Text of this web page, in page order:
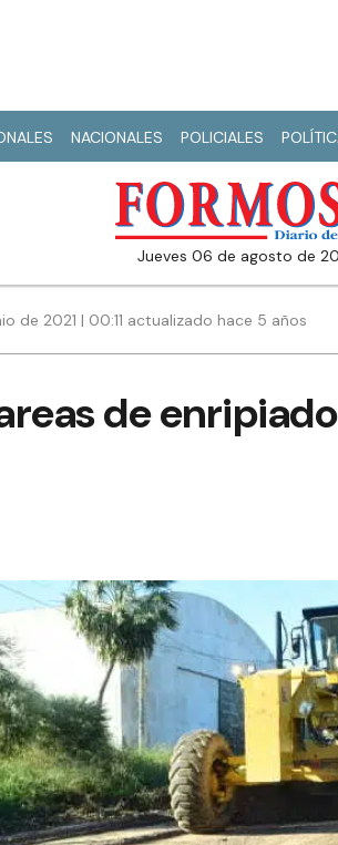
NACIONALES POLICIALES
jueves 06 de agosto de
de 2021 | 00:11 actualizado hace 5 años
de